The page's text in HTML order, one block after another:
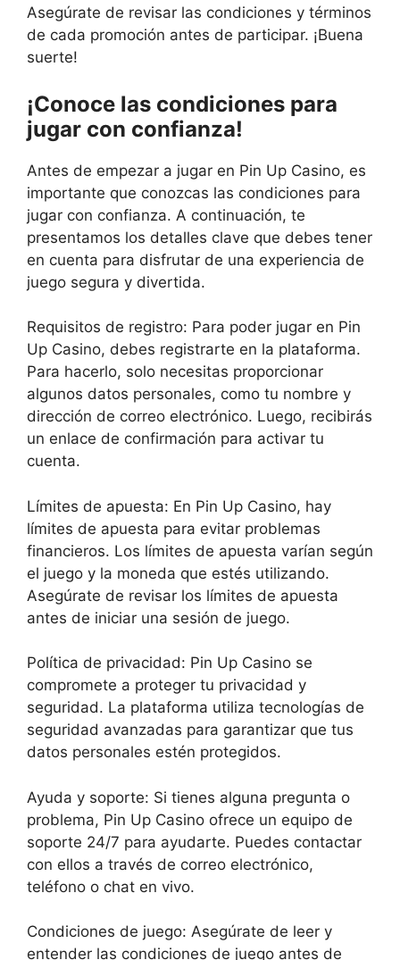
Asegúrate de revisar las condiciones y términos
de cada promoción antes de participar. ¡Buena
suerte!
¡Conoce las condiciones para
jugar con confianza!
Antes de empezar a jugar en Pin Up Casino, es
importante que conozcas las condiciones para
jugar con confianza. A continuación, te
presentamos los detalles clave que debes tener
en cuenta para disfrutar de una experiencia de
juego segura y divertida.
Requisitos de registro: Para poder jugar en Pin
Up Casino, debes registrarte en la plataforma.
Para hacerlo, solo necesitas proporcionar
algunos datos personales, como tu nombre y
dirección de correo electrónico. Luego, recibirás
un enlace de confirmación para activar tu
cuenta.
Límites de apuesta: En Pin Up Casino, hay
límites de apuesta para evitar problemas
financieros. Los límites de apuesta varían según
el juego y la moneda que estés utilizando.
Asegúrate de revisar los límites de apuesta
antes de iniciar una sesión de juego.
Política de privacidad: Pin Up Casino se
compromete a proteger tu privacidad y
seguridad. La plataforma utiliza tecnologías de
seguridad avanzadas para garantizar que tus
datos personales estén protegidos.
Ayuda y soporte: Si tienes alguna pregunta o
problema, Pin Up Casino ofrece un equipo de
soporte 24/7 para ayudarte. Puedes contactar
con ellos a través de correo electrónico,
teléfono o chat en vivo.
Condiciones de juego: Asegúrate de leer y
entender las condiciones de juego antes de